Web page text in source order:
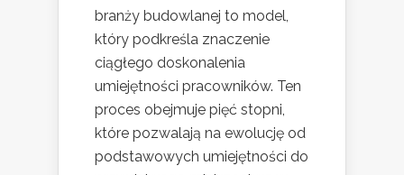
branży budowlanej to model,
który podkreśla znaczenie
ciągłego doskonalenia
umiejętności pracowników. Ten
proces obejmuje pięć stopni,
które pozwalają na ewolucję od
podstawowych umiejętności do